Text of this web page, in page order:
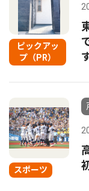
ピックアッ
プ（PR）
スポーツ